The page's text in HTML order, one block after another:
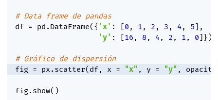
# Data frame de pandas
df = pd . DataFrame( { 'x' : [0 , 1 , 2 , 3 , 4, 5] ,
'y' : [16 , 8, 4, 2 , 1 , 0] } )
# Gráfico de dispersión
fig = px . scatter( df, x = "x" , y = "y" ,
fig. show( )